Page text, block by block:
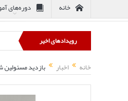
خانه دوره‌های
رویدادهای اخیر
خانه اخبار بازدید